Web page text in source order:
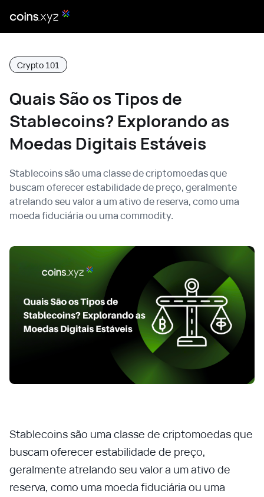
Crypto 101
Quais São os Tipos de
Stablecoins? Explorando as
Moedas Digitais Estáveis
Stablecoins são uma classe de criptomoedas que
buscam oferecer estabilidade de preço, geralmente
atrelando seu valor a um ativo de reserva, como uma
moeda fiduciária ou uma commodity.
Stablecoins são uma classe de criptomoedas que
buscam oferecer estabilidade de preço,
geralmente atrelando seu valor a um ativo de
reserva, como uma moeda fiduciária ou uma